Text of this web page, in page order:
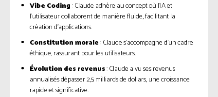
Vibe Coding: Claude adhère au concept où l’IA et
l’utilisateur collaborent de manière fluide, facilitant la
création d’applications.
Constitution morale: Claude s’accompagne d’un cadre
éthique, rassurant pour les utilisateurs.
Évolution des revenus: Claude a vu ses revenus
annualisés dépasser 2,5 milliards de dollars, une croissance
rapide et significative.